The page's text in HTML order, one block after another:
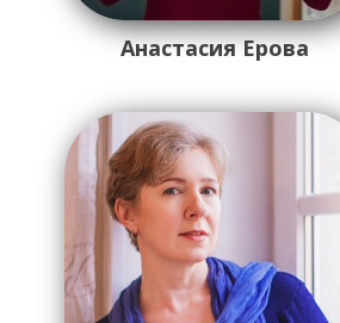
Анастасия Ерова